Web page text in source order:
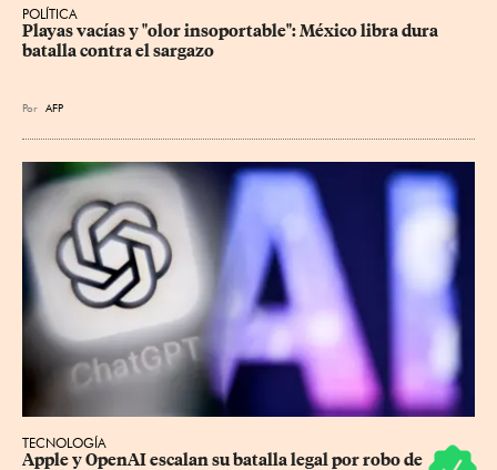
POLÍTICA
Playas vacías y "olor insoportable": México libra dura
batalla contra el sargazo
Por AFP
TECNOLOGÍA
Apple y OpenAI escalan su batalla legal por robo de